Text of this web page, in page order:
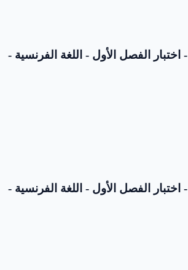
الموضوع رقم 28 - اختبار الفصل الأول - اللغة الفرنسية -
الموضوع رقم 27 - اختبار الفصل الأول - اللغة الفرنسية -